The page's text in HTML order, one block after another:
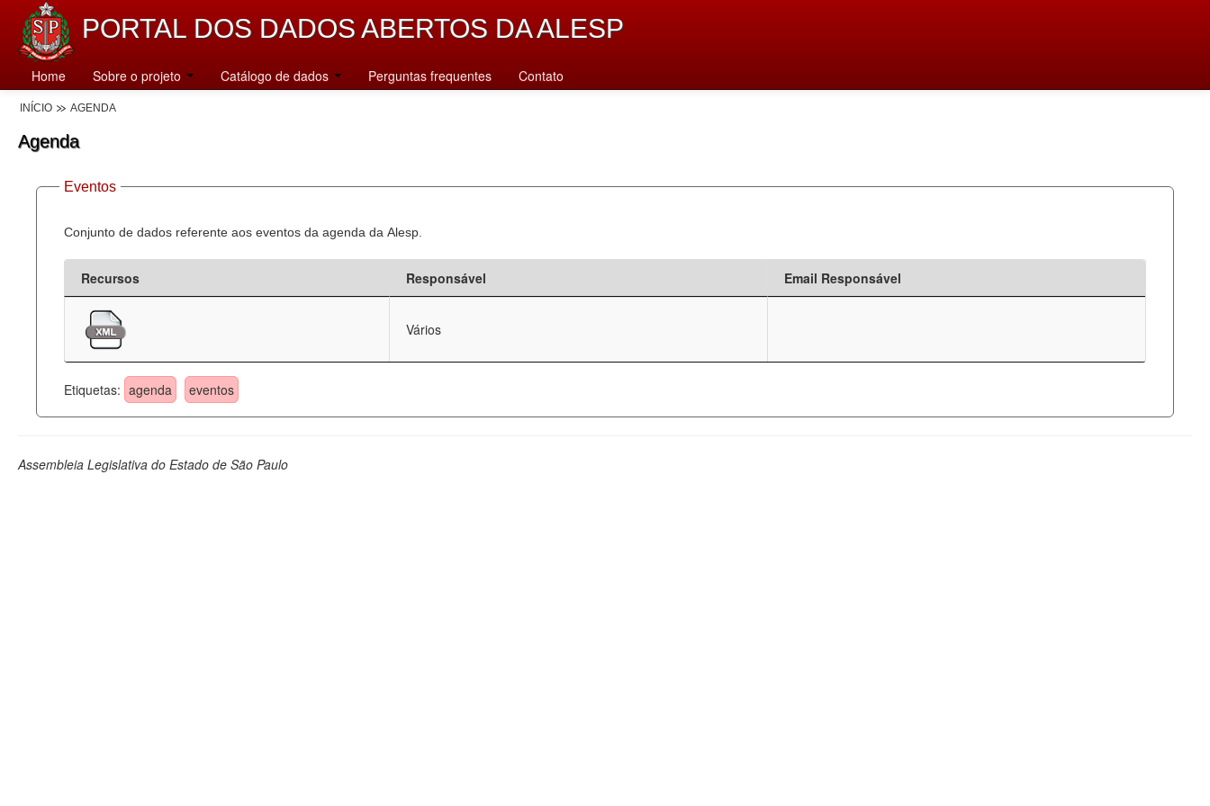
PORTAL DOS DADOS ABERTOS DA ALESP
Home Sobre o projeto Catálogo de dados Perguntas frequentes Contato
INÍCIO AGENDA
Agenda
Eventos
Conjunto de dados referente aos eventos da agenda da Alesp.
Recursos Responsável Email Responsável
Vários
Etiquetas: agenda eventos
Assembleia Legislativa do Estado de São Paulo